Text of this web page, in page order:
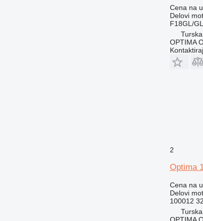
Cena na
Delovi
F18GL/
OPTIMA
2
Optima
Cena na
Delovi
100012